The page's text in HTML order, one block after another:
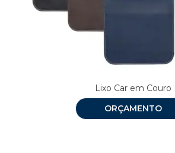
Lixo Car em Couro
ORÇAMENTO